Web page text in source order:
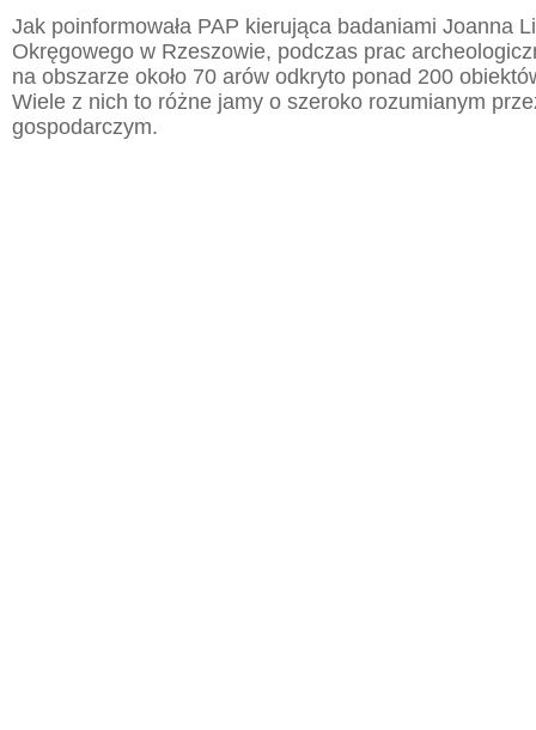
Jak poinformowała PAP kierująca badaniami Joanna
Okręgowego w Rzeszowie, podczas prac
na obszarze około 70 arów odkryto ponad 200
Wiele z nich to różne jamy o szeroko rozumianym
gospodarczym.